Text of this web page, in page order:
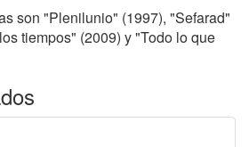
son "Plenilunio" (1997), "Sefarad"
tiempos" (2009) y "Todo lo que